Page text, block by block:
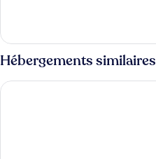
chambre :
Chambre
Standard,
Plusieurs
Chambre
Standard,
Plusieurs
lits
Hébergements similaires
ibis budget Blankenberge